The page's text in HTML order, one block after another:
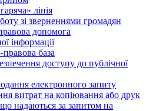
лінія
зі зверненнями громадян
допомога
інформації
база
доступу до публічної
електронного запиту
витрат на копіювання або друк
надаються за запитом на